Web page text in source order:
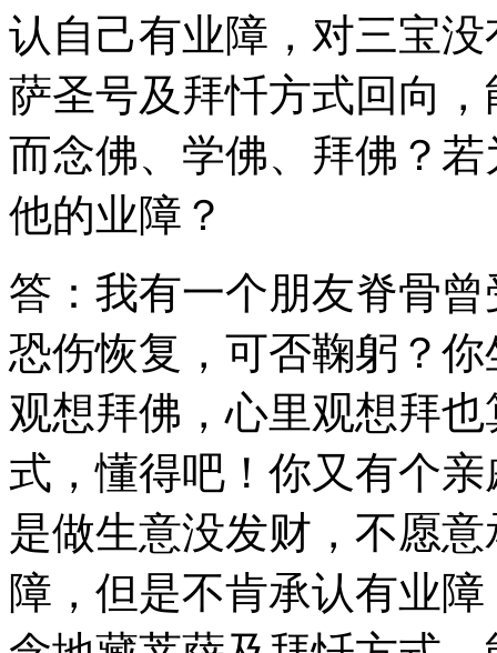
认自己有业障，对三宝
萨圣号及拜忏方式回向
而念佛、学佛、拜佛？
他的业障？
答：我有一个朋友脊骨
恐伤恢复，可否鞠躬？
观想拜佛，心里观想拜
式，懂得吧！你又有个
是做生意没发财，不愿
障，但是不肯承认有业